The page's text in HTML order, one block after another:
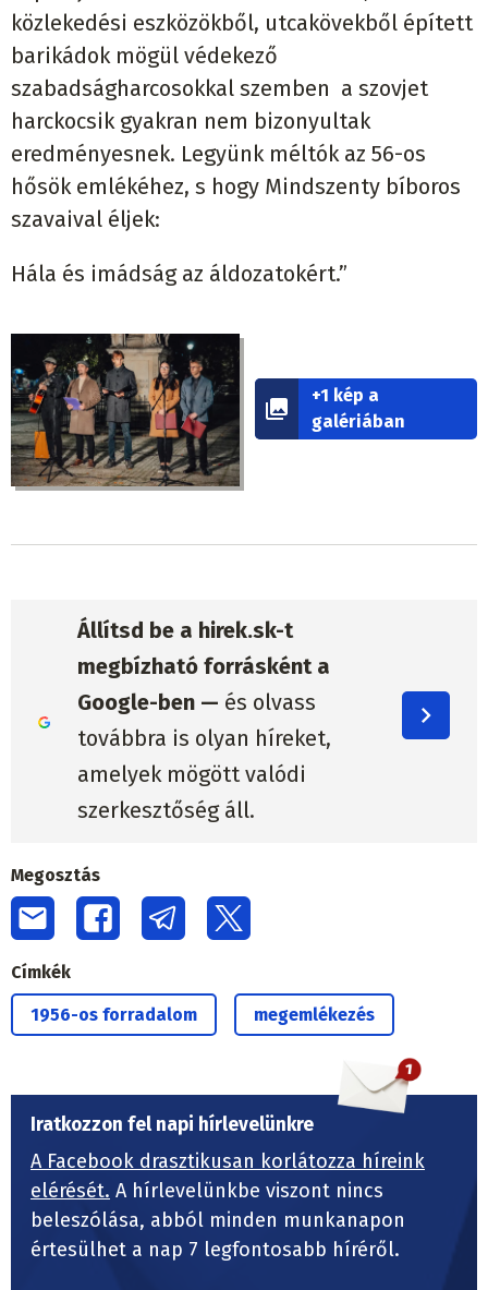
közlekedési eszközökből, utcakövekből épített
barikádok mögül védekező
szabadságharcosokkal szemben a szovjet
harckocsik gyakran nem bizonyultak
eredményesnek. Legyünk méltók az 56-os
hősök emlékéhez, s hogy Mindszenty bíboros
szavaival éljek:
Hála és imádság az áldozatokért.”
+1 kép a
galériában
Állítsd be a hirek.sk-t
megbízható forrásként a
Google-ben — és olvass
továbbra is olyan híreket,
amelyek mögött valódi
szerkesztőség áll.
Megosztás
Címkék
1956-os forradalom megemlékezés
Iratkozzon fel napi hírlevelünkre
A Facebook drasztikusan korlátozza híreink
elérését. A hírlevelünkbe viszont nincs
beleszólása, abból minden munkanapon
értesülhet a nap 7 legfontosabb híréről.